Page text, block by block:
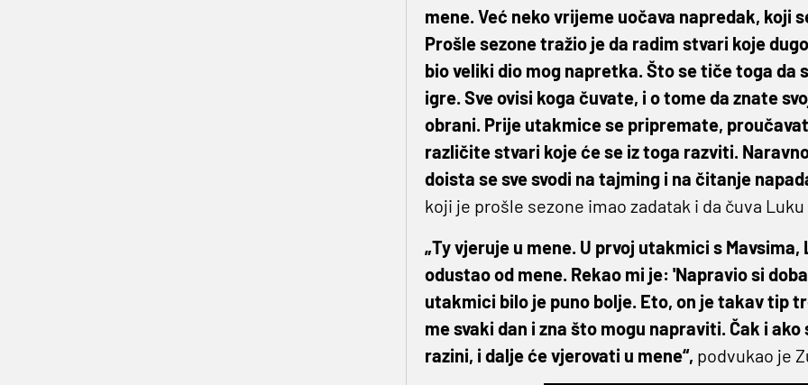
mene. Već neko vrijeme uočava napredak, koji
Prošle sezone tražio je da radim stvari koje
bio veliki dio mog napretka. Što se tiče toga
igre. Sve ovisi koga čuvate, i o tome da znate
obrani. Prije utakmice se pripremate,
različite stvari koje će se iz toga razviti.
doista se sve svodi na tajming i na čitanje
koji je prošle sezone imao zadatak i da čuva
„Ty vjeruje u mene. U prvoj utakmici s
odustao od mene. Rekao mi je: 'Napravio si
utakmici bilo je puno bolje. Eto, on je takav tip
me svaki dan i zna što mogu napraviti. Čak i
razini, i dalje će vjerovati u mene“, podvukao je